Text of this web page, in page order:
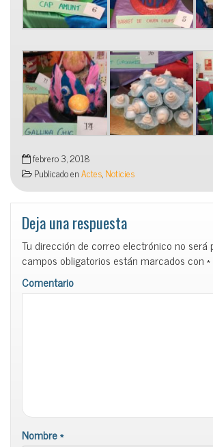
febrero 3, 2018
Publicado enActes,Noticies
Deja una respuesta
Tu dirección de correo electrónico no será
campos obligatorios están marcados con*
Comentario
Nombre*